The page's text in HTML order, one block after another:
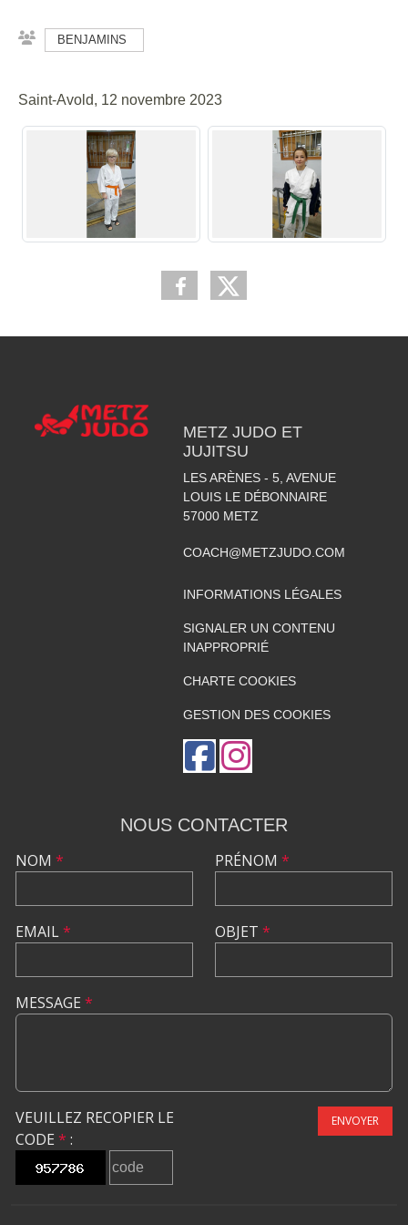
BENJAMINS
Saint-Avold, 12 novembre 2023
METZ JUDO ET
JUJITSU
LES ARÈNES - 5, AVENUE
LOUIS LE DÉBONNAIRE
57000 METZ
COACH@METZJUDO.COM
INFORMATIONS LÉGALES
SIGNALER UN CONTENU
INAPPROPRIÉ
CHARTE COOKIES
GESTION DES COOKIES
NOUS CONTACTER
NOM *
EMAIL*
PRÉNOM *
OBJET *
MESSAGE *
VEUILLEZ RECOPIER LE
CODE * :
ENVOYER